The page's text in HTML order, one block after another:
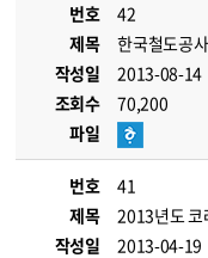
번호
42
제목
한국철도공
작성일
2013-08-14
조회수
70,200
파일
번호
41
제목
2013년도 코
작성일
2013-04-19